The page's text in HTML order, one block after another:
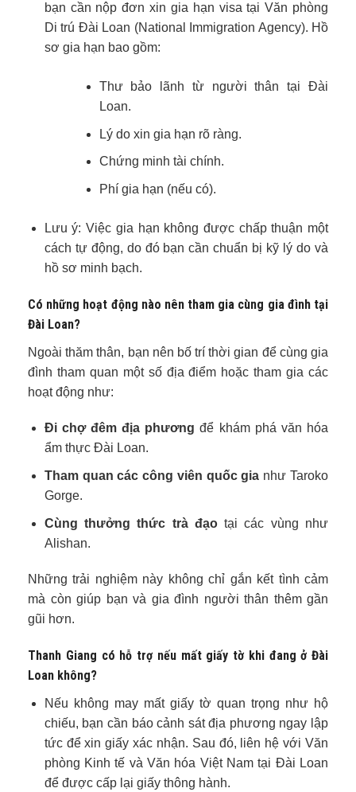
bạn cần nộp đơn xin gia hạn visa tại Văn phòng
Di trú Đài Loan (National Immigration Agency). Hồ
sơ gia hạn bao gồm:
Thư bảo lãnh từ người thân tại Đài
Loan.
Lý do xin gia hạn rõ ràng.
Chứng minh tài chính.
Phí gia hạn (nếu có).
Lưu ý: Việc gia hạn không được chấp thuận một
cách tự động, do đó bạn cần chuẩn bị kỹ lý do và
hồ sơ minh bạch.
Có những hoạt động nào nên tham gia cùng gia đình tại
Đài Loan?
Ngoài thăm thân, bạn nên bố trí thời gian để cùng gia
đình tham quan một số địa điểm hoặc tham gia các
hoạt động như:
Đi chợ đêm địa phương để khám phá văn hóa
ẩm thực Đài Loan.
Tham quan các công viên quốc gia như Taroko
Gorge.
Cùng thưởng thức trà đạotại các vùng như
Alishan.
Những trải nghiệm này không chỉ gắn kết tình cảm
mà còn giúp bạn và gia đình người thân thêm gần
gũi hơn.
Thanh Giang có hỗ trợ nếu mất giấy tờ khi đang ở Đài
Loan không?
Nếu không may mất giấy tờ quan trọng như hộ
chiếu, bạn cần báo cảnh sát địa phương ngay lập
tức để xin giấy xác nhận. Sau đó, liên hệ với Văn
phòng Kinh tế và Văn hóa Việt Nam tại Đài Loan
để được cấp lại giấy thông hành.